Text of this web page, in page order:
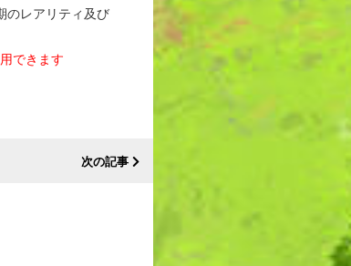
のレアリティ及び
できます
次の記事